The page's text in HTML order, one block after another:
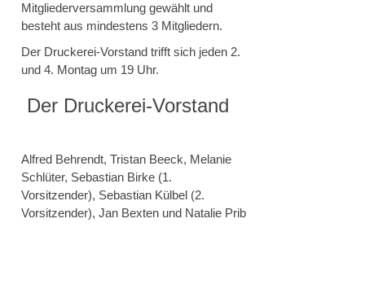
Mitgliederversammlung gewählt und
besteht aus mindestens 3 Mitgliedern.
Der Druckerei-Vorstand trifft sich jeden 2.
und 4. Montag um 19 Uhr.
Der Druckerei-Vorstand
Alfred Behrendt, Tristan Beeck, Melanie
Schlüter, Sebastian Birke (1.
Vorsitzender), Sebastian Külbel (2.
Vorsitzender), Jan Bexten und Natalie Prib